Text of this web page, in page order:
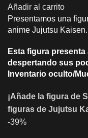
Añadir al carrito
Presentamos una
anime Jujutsu Kaisen.
Esta figura
despertando sus
Inventario oculto/
¡Añade la figura de
figuras de Jujutsu
-39%